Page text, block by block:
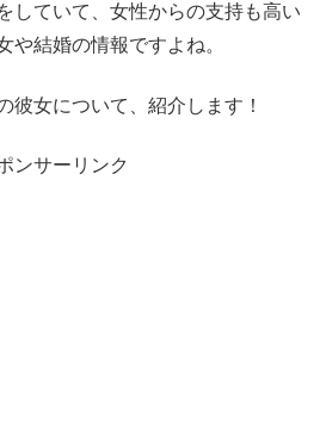
していて、女性からの支持も高い
や結婚の情報ですよね。
彼女について、紹介します！
ンサーリンク